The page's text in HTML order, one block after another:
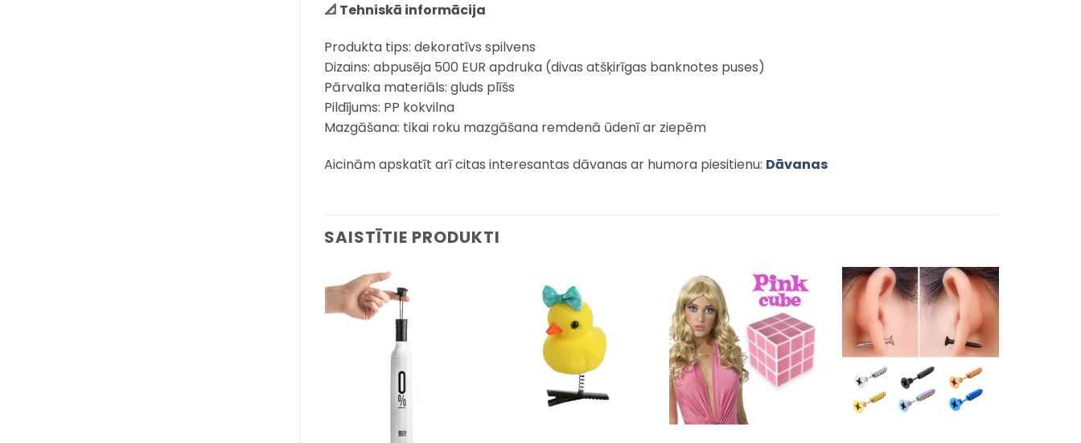
📐 Tehniskā informācija
Produkta tips: dekoratīvs spilvens
Dizains: abpusēja 500 EUR apdruka (divas atšķirīgas banknotes puses)
Pārvalka materiāls: gluds plīšs
Pildījums: PP kokvilna
Mazgāšana: tikai roku mazgāšana remdenā ūdenī ar ziepēm
Aicinām apskatīt arī citas interesantas dāvanas ar humora piesitienu: Dāvanas
SAISTĪTIE PRODUKTI
sarakstam
Pievienot
sarakstam
Pievienot
sarakstam